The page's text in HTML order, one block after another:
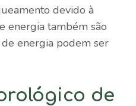
devido à
energia também são
de energia podem ser
de